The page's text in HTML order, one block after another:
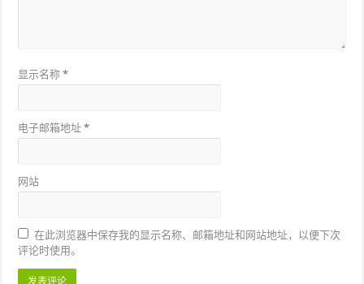
显示名称*
电子邮箱地址*
网站
在此浏览器中保存我的显示名称、邮箱地址和网站地址，以便下次
评论时使用。